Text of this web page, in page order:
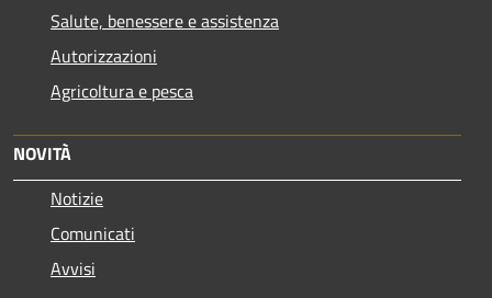
Salute, benessere e assistenza
Autorizzazioni
Agricoltura e pesca
NOVITÀ
Notizie
Comunicati
Avvisi